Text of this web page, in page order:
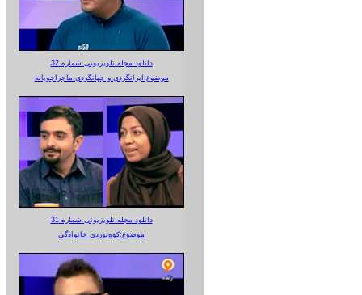
دانلود مجله تلویزیونی شماره 32
موضوع:ایرانگردی و جهانگردی ماجراجویانه
دانلود مجله تلویزیونی شماره 31
موضوع:کوه‌نوردی خانوادگی